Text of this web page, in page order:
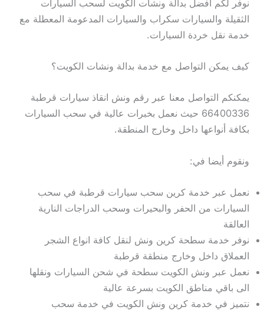
نوفر لكم افضل بدالة ونشات الكويت لسحب السيارات
الثقيلة والسيارات سكراب والسيارات المدعومة المعطلة مع
خدمة نقل خردة السيارات.
كيف يمكن التواصل مع خدمة بدالة ونشات الكويت؟
يمكنكم التواصل معنا عبر رقم ونش انقاذ سيارات قرطبة
66400336 حيث نعمل بخبرات عالية في سحب السيارات
بكافة أنواعها داخل وخارج المنطقة.
ونقوم أيضا في:
نعمل عبر خدمة كرين سحب سيارات قرطبة في سحب
السيارات من الحفر والبحيرات وسحب الدراجات النارية
العالقة
نوفر خدمة سطحة كرين ونش لنقل كافة انواع الشجر
العملاق داخل وخارج منطقة قرطبة
نعمل عبر ونش الكويت سطحة في شحن السيارات ونقلها
الى باقي مناطق الكويت بسرعة عالية
نتميز في خدمة كرين ونش الكويت في خدمة سحب